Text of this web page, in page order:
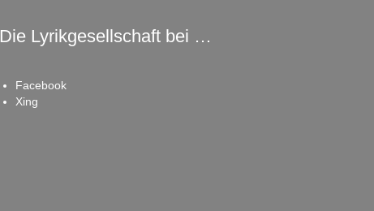
Die Lyrikgesellschaft bei …
Facebook
Xing